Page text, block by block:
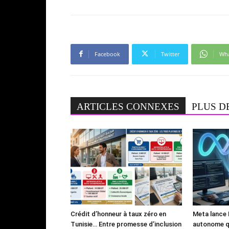
Facebook Twitter
ARTICLES CONNEXES PLUS
Crédit d’honneur à taux zéro en
Tunisie… Entre promesse d’inclusion
Meta lance
autonome